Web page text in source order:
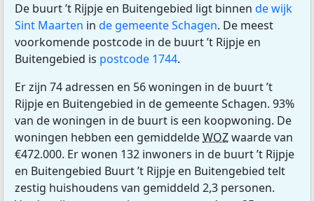
De buurt ’t Rijpje en Buitengebied ligt binnen de wijk
Sint Maarten in de gemeente Schagen. De meest
voorkomende postcode in de buurt ’t Rijpje en
Buitengebied is postcode 1744.
Er zijn 74 adressen en 56 woningen in de buurt ’t
Rijpje en Buitengebied in de gemeente Schagen. 93%
van de woningen in de buurt is een koopwoning. De
woningen hebben een gemiddeldeWOZwaarde van
€472.000. Er wonen 132 inwoners in de buurt ’t Rijpje
en Buitengebied Buurt ’t Rijpje en Buitengebied telt
zestig huishoudens van gemiddeld 2,3 personen.